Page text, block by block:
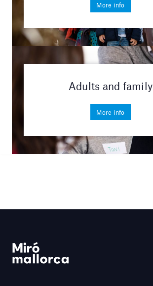
More info
Adults and family
More info